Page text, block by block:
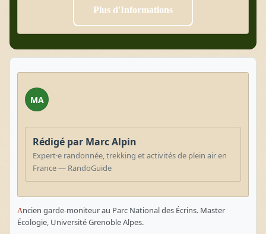
Plus d'Informations
MA
Rédigé par Marc Alpin
Expert·e randonnée, trekking et activités de plein air en
France — RandoGuide
Ancien garde-moniteur au Parc National des Écrins. Master
Écologie, Université Grenoble Alpes.